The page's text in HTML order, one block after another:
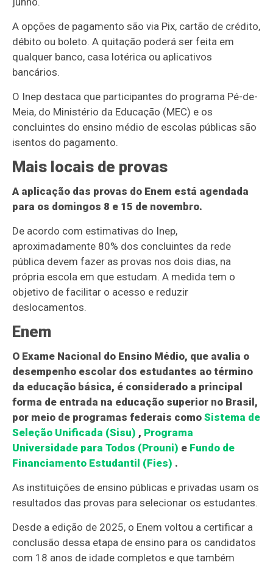
A opções de pagamento são via Pix, cartão de crédito,
débito ou boleto. A quitação poderá ser feita em
qualquer banco, casa lotérica ou aplicativos
bancários.
O Inep destaca que participantes do programa Pé-de-
Meia, do Ministério da Educação (MEC) e os
concluintes do ensino médio de escolas públicas são
isentos do pagamento.
Mais locais de provas
A aplicação das provas do Enem está agendada
para os domingos 8 e 15 de novembro.
De acordo com estimativas do Inep,
aproximadamente 80% dos concluintes da rede
pública devem fazer as provas nos dois dias, na
própria escola em que estudam. A medida tem o
objetivo de facilitar o acesso e reduzir
deslocamentos.
Enem
O Exame Nacional do Ensino Médio, que avalia o
desempenho escolar dos estudantes ao término
da educação básica, é considerado a principal
forma de entrada na educação superior no Brasil,
por meio de programas federais comoSistema de
Seleção Unificada (Sisu) , Programa
Universidade para Todos (Prouni) e Fundo de
Financiamento Estudantil (Fies) .
As instituições de ensino públicas e privadas usam os
resultados das provas para selecionar os estudantes.
Desde a edição de 2025, o Enem voltou a certificar a
conclusão dessa etapa de ensino para os candidatos
com 18 anos de idade completos e que também